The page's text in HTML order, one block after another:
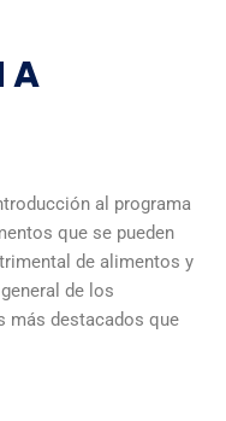
A
al programa
que se pueden
de alimentos y
de los
más destacados que